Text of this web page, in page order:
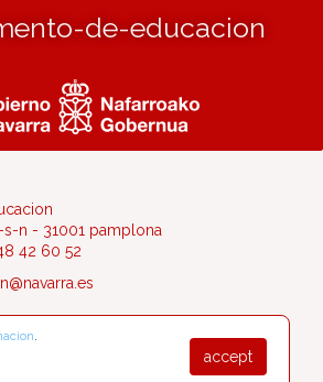
de-educacion
n - 31001 pamplona
42 60 52
accept
.